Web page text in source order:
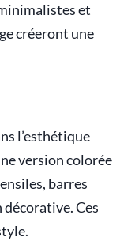
et
créeront une
l’esthétique
version colorée
barres
Ces